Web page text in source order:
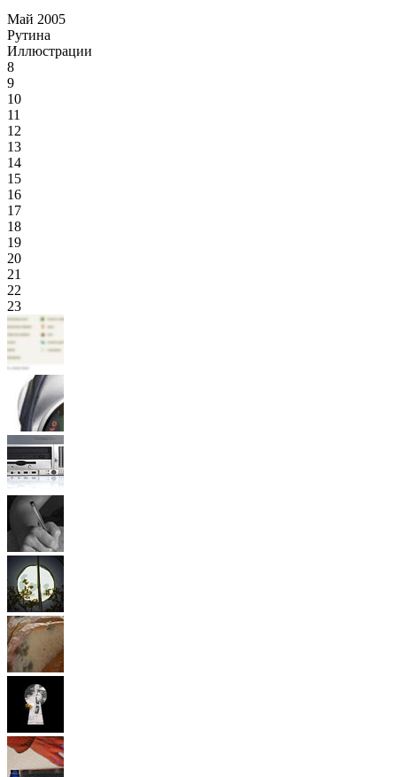
Май 2005
Рутина
Иллюстрации
8
9
10
11
12
13
14
15
16
17
18
19
20
21
22
23